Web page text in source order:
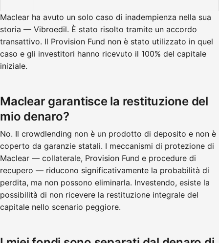
Maclear ha avuto un solo caso di inadempienza nella sua
storia — Vibroedil. È stato risolto tramite un accordo
transattivo. Il Provision Fund non è stato utilizzato in quel
caso e gli investitori hanno ricevuto il 100% del capitale
iniziale.
Maclear garantisce la restituzione del
mio denaro?
No. Il crowdlending non è un prodotto di deposito e non è
coperto da garanzie statali. I meccanismi di protezione di
Maclear — collaterale, Provision Fund e procedure di
recupero — riducono significativamente la probabilità di
perdita, ma non possono eliminarla. Investendo, esiste la
possibilità di non ricevere la restituzione integrale del
capitale nello scenario peggiore.